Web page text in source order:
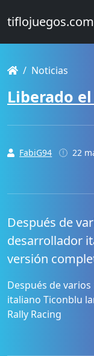
tiflojuegos.com
Noticias
Liberado
FabiG94
22
Después de
desarrollador
versión
Después de
italiano Ticonblu
Rally Racing